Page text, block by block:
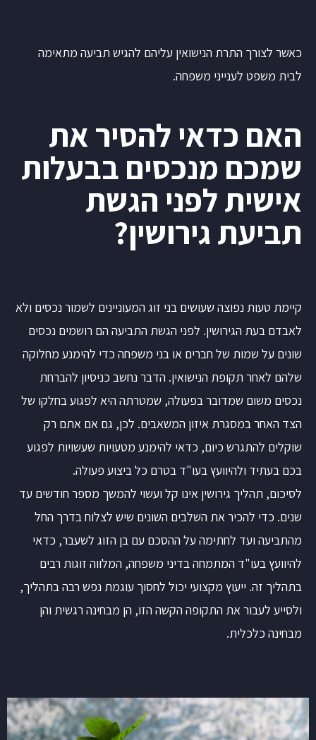
כאשר לצורך התרת הנישואין עליהם להגיש תביעה מתאימה
לבית משפט לענייני משפחה.
האם כדאי להסיר את
שמכם מנכסים בבעלות
אישית לפני הגשת
תביעת גירושין?
קיימת טעות נפוצה שעושים בני זוג המעוניינים לשמור נכסים ולא
לאבדם בעת הגירושין. לפני הגשת התביעה הם רושמים נכסים
שונים על שמות של חברים או בני משפחה כדי להימנע מחלוקה
שלהם לאחר תקופת הנישואין. הדבר נחשב כניסיון להברחת
נכסים משום שמדובר בפעולה, שמטרתה היא לפגוע בחלקו של
הצד האחר במסגרת איזון המשאבים. לכן, גם אם אתם רק
שוקלים להתגרש כיום, כדאי להימנע מטעויות שעשויות לפגוע
בכם בעתיד ולהיוועץ בעו"ד בטרם כל ביצוע פעולה.
לסיכום, תהליך גירושין אינו קל ועשוי להמשך מספר חודשים עד
שנים. כדי להכיר את השלבים השונים שיש לצלוח בדרך החל
מהתביעה ועד לחתימה על ההסכם עם בן הזוג לשעבר, כדאי
להיוועץ בעו"ד המתמחה בדיני משפחה, המלווה זוגות רבים
בתהליך זה. ייעוץ מקצועי יכול לחסוך עוגמת נפש רבה בתהליך,
ולסייע לעבור את התקופה הקשה הזו, הן מבחינה רגשית והן
מבחינה כלכלית.